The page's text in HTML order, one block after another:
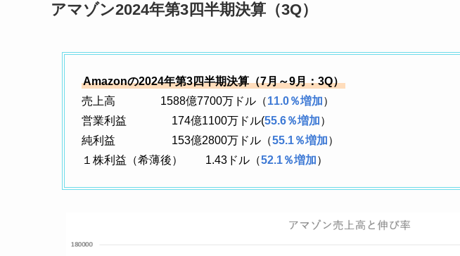
アマゾン2024年第3四半期決算（3Q）
Amazonの2024年第3四半期決算（7月～9月：3Q）
売上高 1588億7700万ドル（11.0％増加）
営業利益 174億1100万ドル(55.6％増加）
純利益 153億2800万ドル（55.1％増加）
１株利益（希薄後） 1.43ドル（52.1％増加）